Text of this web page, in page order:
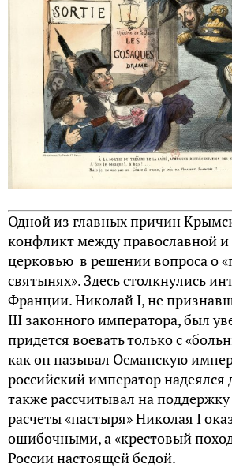
Одной из главных причин
конфликт между православной и
церковью в решении вопроса о
святынях». Здесь столкнулись
Франции. Николай I, не
III законного императора, был
придется воевать только с
как он называл Османскую
российский император надеялся
также рассчитывал на
расчеты «пастыря» Николая I
ошибочными, а «крестовый
России настоящей бедой.